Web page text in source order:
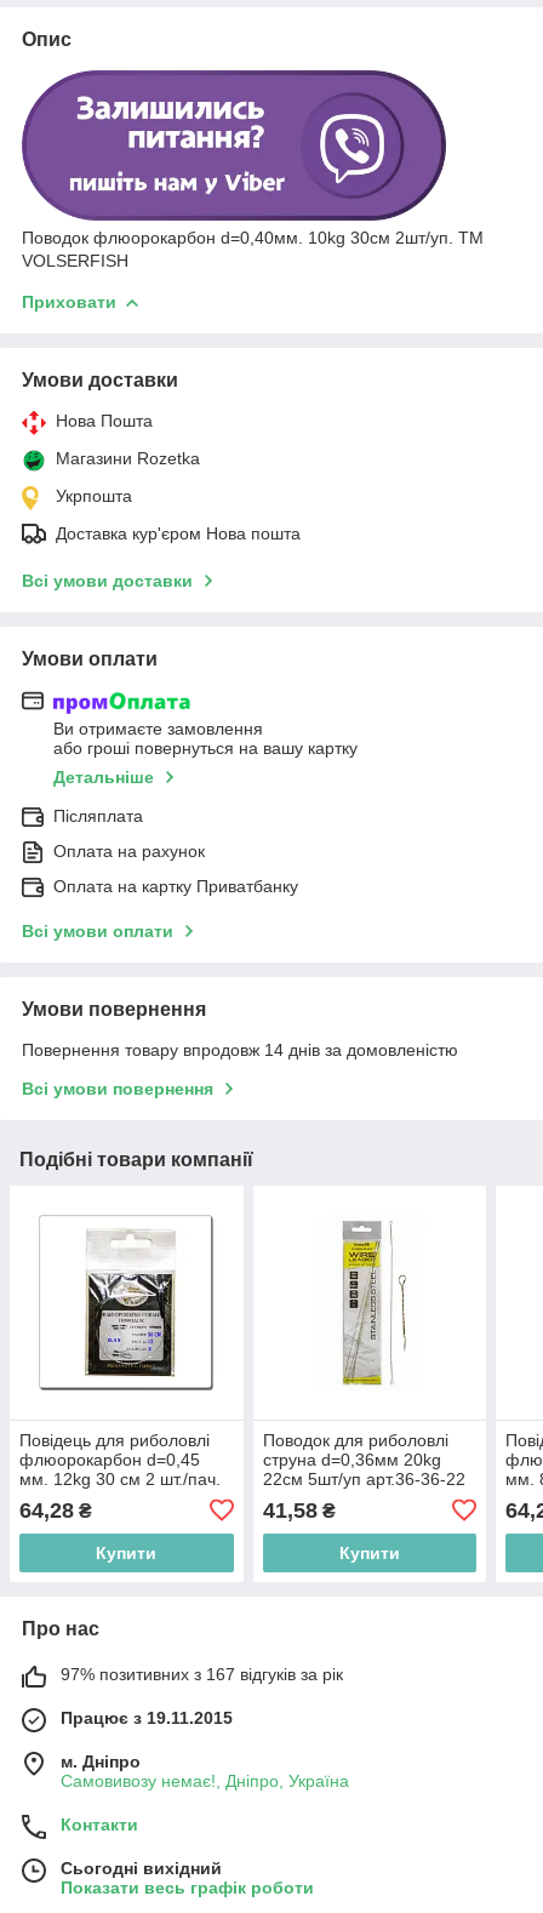
Опис
Поводок флюорокарбон d=0,40мм. 10kg 30см 2шт/уп. ТМ
VOLSERFISH
Приховати
Умови доставки
Нова Пошта
Магазини Rozetka
Укрпошта
Доставка кур'єром Нова пошта
Всі умови доставки
Умови оплати
Ви отримаєте замовлення
або гроші повернуться на вашу картку
Детальніше
Післяплата
Оплата на рахунок
Оплата на картку Приватбанку
Всі умови оплати
Умови повернення
Повернення товару впродовж 14 днів за домовленістю
Всі умови повернення
Подібні товари компанії
Повідець для риболовлі
флюорокарбон d=0,45
мм. 12kg 30 см 2 шт./пач.
64,28 ₴
Купити
Поводок для риболовлі
струна d=0,36мм 20kg
22см 5шт/уп арт.36-36-22
41,58₴
Купити
мм.
Про нас
97% позитивних з 167 відгуків за рік
Працює з 19.11.2015
м. Дніпро
Самовивозу немає!, Дніпро, Україна
Контакти
Сьогодні вихідний
Показати весь графік роботи